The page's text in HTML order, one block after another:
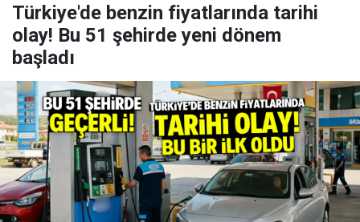
Türkiye'de benzin fiyatlarında tarihi
olay! Bu 51 şehirde yeni dönem
başladı